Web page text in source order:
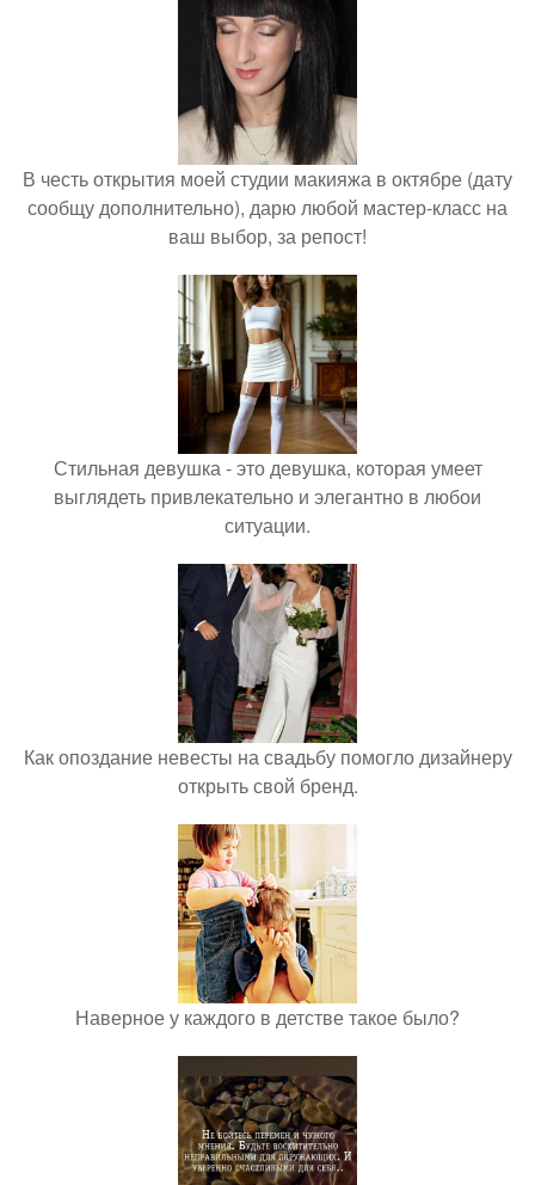
В честь открытия моей студии макияжа в октябре (дату
сообщу дополнительно), дарю любой мастер-класс на
ваш выбор, за репост!
Стильная девушка - это девушка, которая умеет
выглядеть привлекательно и элегантно в любои
ситуации.
Как опоздание невесты на свадьбу помогло дизайнеру
открыть свой бренд.
Наверное у каждого в детстве такое было?